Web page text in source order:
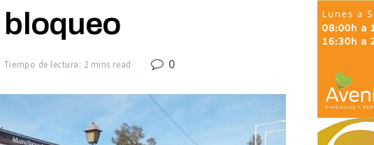
Tiempo de lectura: 2 mins read 0